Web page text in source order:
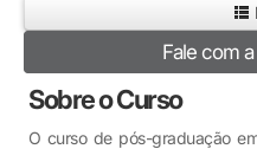
Educação Básica
Graduação
Educação a Distância
Fale com
Sobre o Curso
O curso de pós-graduação